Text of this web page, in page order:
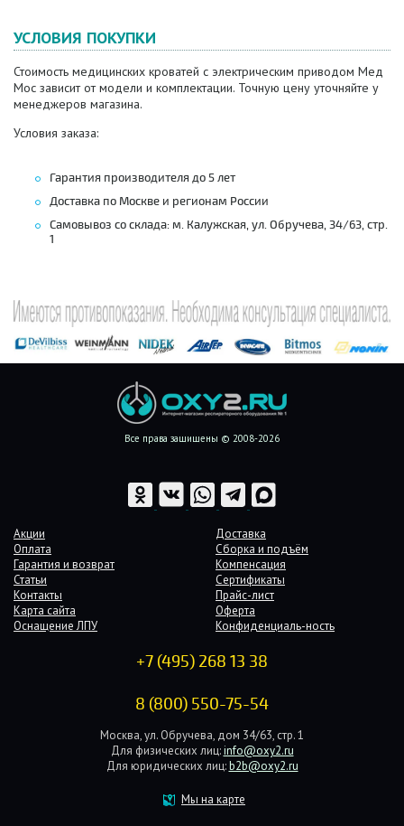
УСЛОВИЯ ПОКУПКИ
Стоимость медицинских кроватей с электрическим приводом Мед
Мос зависит от модели и комплектации. Точную цену уточняйте у
менеджеров магазина.
Условия заказа:
Гарантия производителя до 5 лет
Доставка по Москве и регионам России
Самовывоз со склада: м. Калужская, ул. Обручева, 34/63, стр.
1
Все права защищены © 2008-2026
Акции
Доставка
Оплата
Сборка и подъём
Гарантия и возврат
Компенсация
Статьи
Сертификаты
Контакты
Прайс-лист
Карта сайта
Оферта
Оснащение ЛПУ
Конфиденциаль-ность
+7 (495) 268 13 38
8 (800) 550-75-54
Москва, ул. Обручева, дом 34/63, стр. 1
Для физических лиц: info@oxy2.ru
Для юридических лиц: b2b@oxy2.ru
Мы на карте